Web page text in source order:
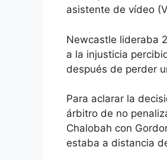
asistente de vídeo
Newcastle lideraba
a la injusticia
después de perder
Para aclarar la
árbitro de no
Chalobah con
estaba a distancia